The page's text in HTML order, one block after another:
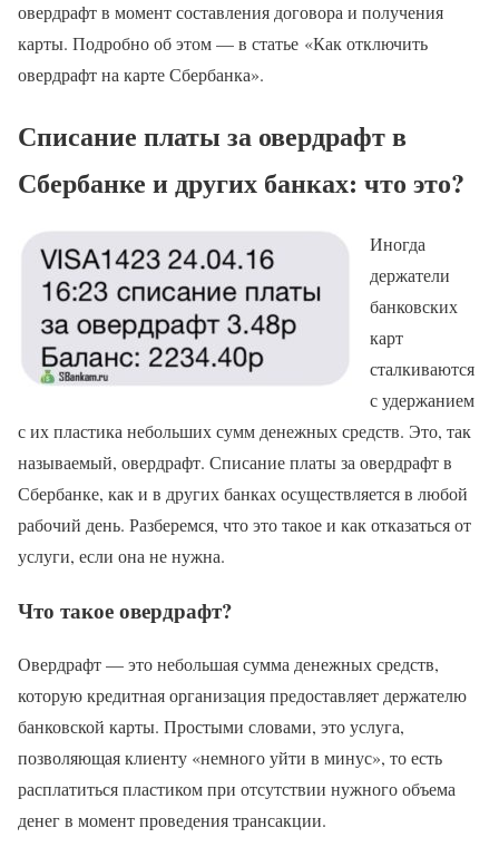
овердрафт в момент составления договора и получения
карты. Подробно об этом — в статье «Как отключить
овердрафт на карте Сбербанка».
Списание платы за овердрафт в
Сбербанке и других банках: что это?
Иногда
держатели
банковских
карт
сталкиваются
с удержанием
с их пластика небольших сумм денежных средств. Это, так
называемый, овердрафт. Списание платы за овердрафт в
Сбербанке, как и в других банках осуществляется в любой
рабочий день. Разберемся, что это такое и как отказаться от
услуги, если она не нужна.
Что такое овердрафт?
Овердрафт — это небольшая сумма денежных средств,
которую кредитная организация предоставляет держателю
банковской карты. Простыми словами, это услуга,
позволяющая клиенту «немного уйти в минус», то есть
расплатиться пластиком при отсутствии нужного объема
денег в момент проведения трансакции.